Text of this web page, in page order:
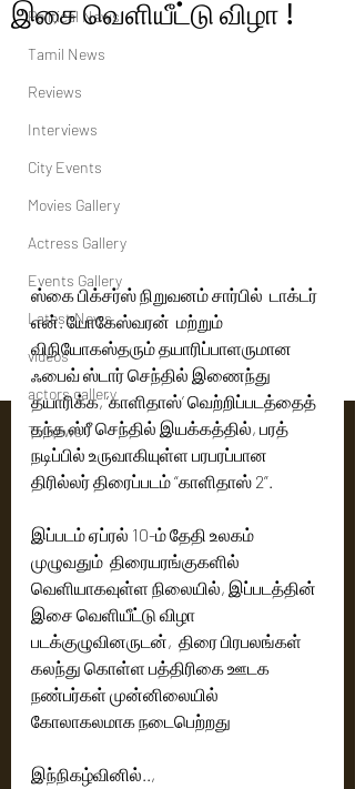
Political News
Tamil News
Reviews
Interviews
City Events
Movies Gallery
Actress Gallery
Events Gallery
Latest News
videos
actors gallery
Tv news
இசை வெளியீட்டு விழா !
ஸ்கை பிக்சர்ஸ் நிறுவனம் சார்பில்  டாக்டர்
என். யோகேஸ்வரன்  மற்றும்
விநியோகஸ்தரும் தயாரிப்பாளருமான
ஃபைவ் ஸ்டார் செந்தில் இணைந்து
தயாரிக்க, ‘காளிதாஸ்’ வெற்றிப்படத்தைத்
தந்த ஸ்ரீ செந்தில் இயக்கத்தில், பரத்
நடிப்பில் உருவாகியுள்ள பரபரப்பான
திரில்லர் திரைப்படம் “காளிதாஸ் 2”.
இப்படம் ஏப்ரல் 10-ம் தேதி உலகம்
முழுவதும்  திரையரங்குகளில்
வெளியாகவுள்ள நிலையில், இப்படத்தின்
இசை வெளியீட்டு விழா
படக்குழுவினருடன்,  திரை பிரபலங்கள்
கலந்து கொள்ள பத்திரிகை ஊடக
நண்பர்கள் முன்னிலையில்
கோலாகலமாக நடைபெற்றது
இந்நிகழ்வினில்..,